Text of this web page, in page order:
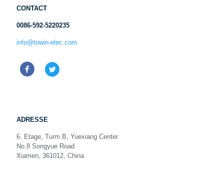
CONTACT
0086-592-5220235
info@towin-elec.com
ADRESSE
6. Etage, Turm B, Yuexiang Center
No.8 Songyue Road
Xiamen, 361012, China